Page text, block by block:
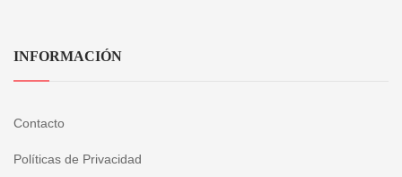
INFORMACIÓN
Contacto
Políticas de Privacidad